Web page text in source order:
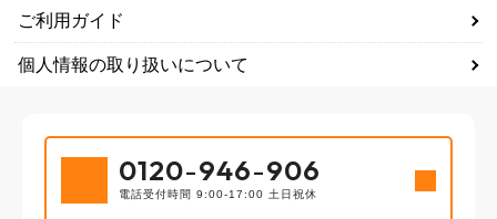
ご利用ガイド
個人情報の取り扱いについて
0120-946-906
電話受付時間 9:00-17:00 土日祝休